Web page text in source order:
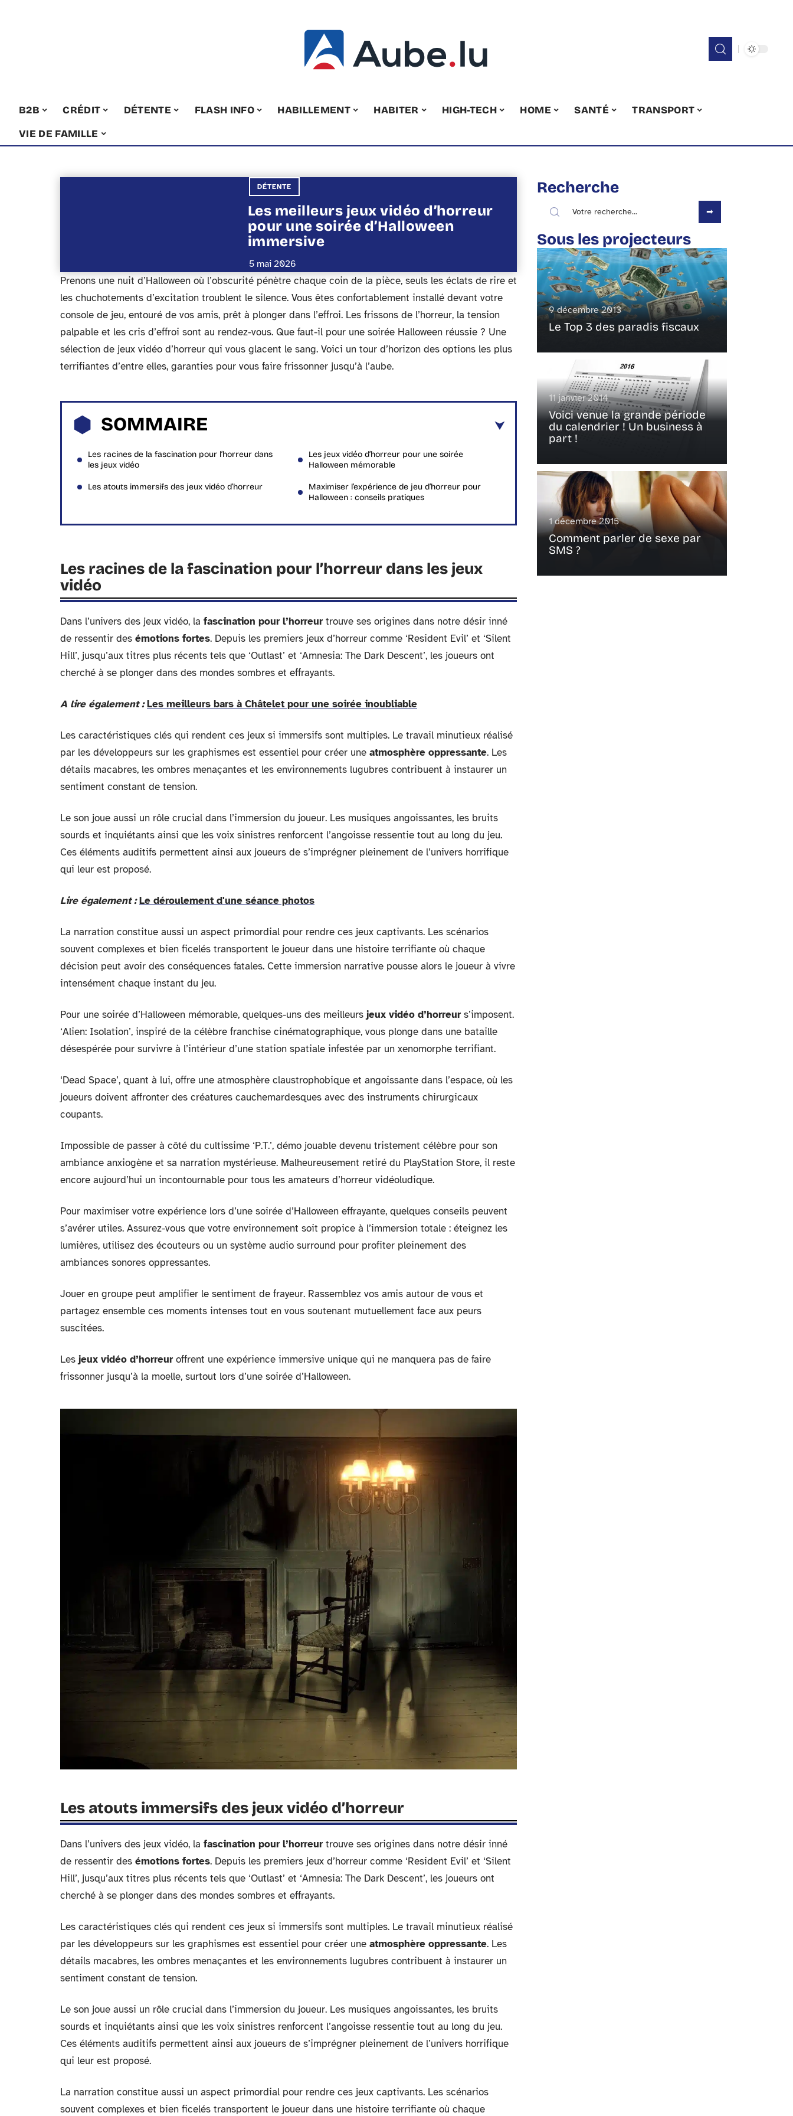
B2B CRÉDIT DÉTENTE FLASH INFO HABILLEMENT HABITER HIGH-TECH HOME SANTÉ
TRANSPORT
VIE DE FAMILLE
DÉTENTE
Les meilleurs jeux vidéo d’horreur
pour une soirée d’Halloween
immersive
5 mai 2026
Prenons une nuit d’Halloween où l’obscurité pénètre chaque coin de la pièce, seuls les éclats de rire et
les chuchotements d’excitation troublent le silence. Vous êtes confortablement installé devant votre
console de jeu, entouré de vos amis, prêt à plonger dans l’effroi. Les frissons de l’horreur, la tension
palpable et les cris d’effroi sont au rendez-vous. Que faut-il pour une soirée Halloween réussie ? Une
sélection de jeux vidéo d’horreur qui vous glacent le sang. Voici un tour d’horizon des options les plus
terrifiantes d’entre elles, garanties pour vous faire frissonner jusqu’à l’aube.
SOMMAIRE
Les racines de la fascination pour l’horreur dans
les jeux vidéo
Les atouts immersifs des jeux vidéo d’horreur
Les jeux vidéo d’horreur pour une soirée
Halloween mémorable
Maximiser l’expérience de jeu d’horreur pour
Halloween : conseils pratiques
Les racines de la fascination pour l’horreur dans les jeux
vidéo
Dans l’univers des jeux vidéo, la fascination pour l’horreur trouve ses origines dans notre désir inné
de ressentir des émotions fortes. Depuis les premiers jeux d’horreur comme ‘Resident Evil’ et ‘Silent
Hill’, jusqu’aux titres plus récents tels que ‘Outlast’ et ‘Amnesia: The Dark Descent’, les joueurs ont
cherché à se plonger dans des mondes sombres et effrayants.
A lire également : Les meilleurs bars à Châtelet pour une soirée inoubliable
Les caractéristiques clés qui rendent ces jeux si immersifs sont multiples. Le travail minutieux réalisé
par les développeurs sur les graphismes est essentiel pour créer une atmosphère oppressante. Les
détails macabres, les ombres menaçantes et les environnements lugubres contribuent à instaurer un
sentiment constant de tension.
Le son joue aussi un rôle crucial dans l’immersion du joueur. Les musiques angoissantes, les bruits
sourds et inquiétants ainsi que les voix sinistres renforcent l’angoisse ressentie tout au long du jeu.
Ces éléments auditifs permettent ainsi aux joueurs de s’imprégner pleinement de l’univers horrifique
qui leur est proposé.
Lire également : Le déroulement d'une séance photos
La narration constitue aussi un aspect primordial pour rendre ces jeux captivants. Les scénarios
souvent complexes et bien ficelés transportent le joueur dans une histoire terrifiante où chaque
décision peut avoir des conséquences fatales. Cette immersion narrative pousse alors le joueur à vivre
intensément chaque instant du jeu.
Pour une soirée d’Halloween mémorable, quelques-uns des meilleurs jeux vidéo d’horreur s’imposent.
‘Alien: Isolation’, inspiré de la célèbre franchise cinématographique, vous plonge dans une bataille
désespérée pour survivre à l’intérieur d’une station spatiale infestée par un xenomorphe terrifiant.
‘Dead Space’, quant à lui, offre une atmosphère claustrophobique et angoissante dans l’espace, où les
joueurs doivent affronter des créatures cauchemardesques avec des instruments chirurgicaux
coupants.
Impossible de passer à côté du cultissime ‘P.T.’, démo jouable devenu tristement célèbre pour son
ambiance anxiogène et sa narration mystérieuse. Malheureusement retiré du PlayStation Store, il reste
encore aujourd’hui un incontournable pour tous les amateurs d’horreur vidéoludique.
Pour maximiser votre expérience lors d’une soirée d’Halloween effrayante, quelques conseils peuvent
s’avérer utiles. Assurez-vous que votre environnement soit propice à l’immersion totale : éteignez les
lumières, utilisez des écouteurs ou un système audio surround pour profiter pleinement des
ambiances sonores oppressantes.
Jouer en groupe peut amplifier le sentiment de frayeur. Rassemblez vos amis autour de vous et
partagez ensemble ces moments intenses tout en vous soutenant mutuellement face aux peurs
suscitées.
Les jeux vidéo d’horreur offrent une expérience immersive unique qui ne manquera pas de faire
frissonner jusqu’à la moelle, surtout lors d’une soirée d’Halloween.
Les atouts immersifs des jeux vidéo d’horreur
Dans l’univers des jeux vidéo, la fascination pour l’horreur trouve ses origines dans notre désir inné
de ressentir des émotions fortes. Depuis les premiers jeux d’horreur comme ‘Resident Evil’ et ‘Silent
Hill’, jusqu’aux titres plus récents tels que ‘Outlast’ et ‘Amnesia: The Dark Descent’, les joueurs ont
cherché à se plonger dans des mondes sombres et effrayants.
Les caractéristiques clés qui rendent ces jeux si immersifs sont multiples. Le travail minutieux réalisé
par les développeurs sur les graphismes est essentiel pour créer une atmosphère oppressante. Les
détails macabres, les ombres menaçantes et les environnements lugubres contribuent à instaurer un
sentiment constant de tension.
Le son joue aussi un rôle crucial dans l’immersion du joueur. Les musiques angoissantes, les bruits
sourds et inquiétants ainsi que les voix sinistres renforcent l’angoisse ressentie tout au long du jeu.
Ces éléments auditifs permettent ainsi aux joueurs de s’imprégner pleinement de l’univers horrifique
qui leur est proposé.
La narration constitue aussi un aspect primordial pour rendre ces jeux captivants. Les scénarios
souvent complexes et bien ficelés transportent le joueur dans une histoire terrifiante où chaque
Recherche
Sous les projecteurs
9 décembre 2013
Le Top 3 des paradis fiscaux
11 janvier 2014
Voici venue la grande période
du calendrier ! Un business à
part !
1 décembre 2015
Comment parler de sexe par
SMS ?